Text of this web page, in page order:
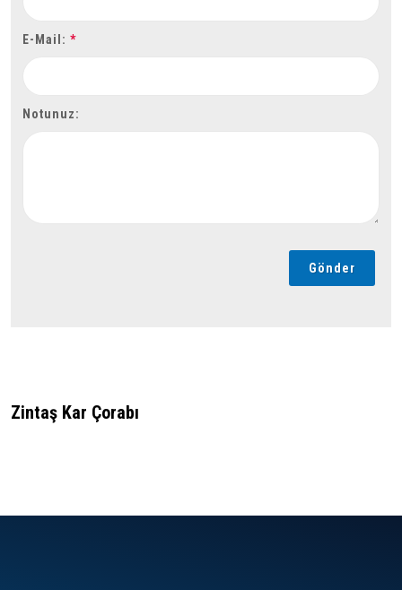
E-Mail: *
Notunuz:
Gönder
Zintaş Kar Çorabı